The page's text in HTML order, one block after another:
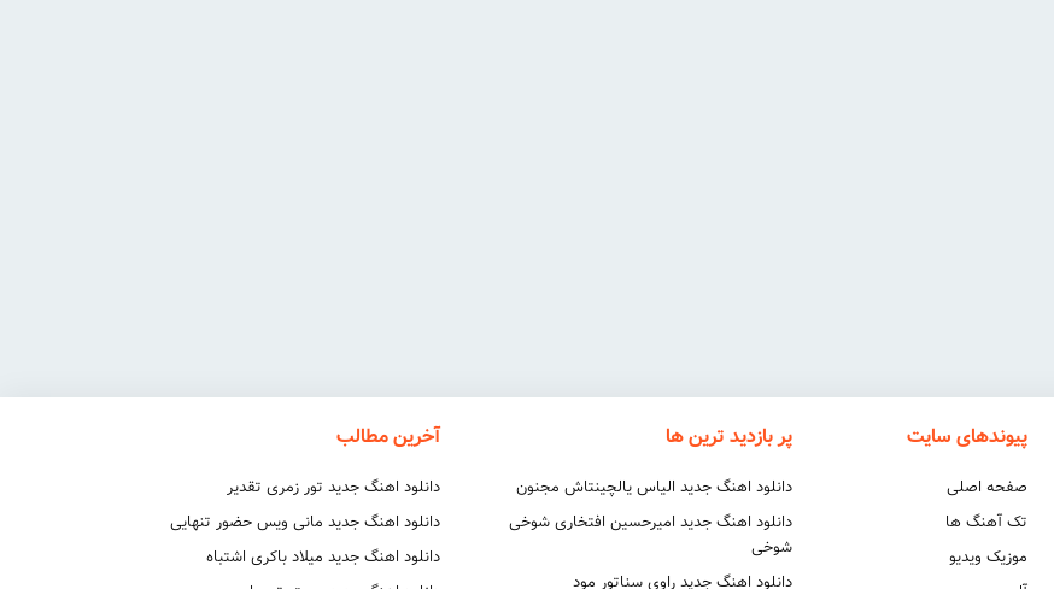
پیوندهای سایت
صفحه اصلی
تک آهنگ ها
موزیک ویدیو
پر بازدید ترین ها
دانلود اهنگ جدید الیاس یالچینتاش مجنون
دانلود اهنگ جدید امیرحسین افتخاری شوخی
شوخی
دانلود اهنگ جدید راوی سناتور مود
آخرین مطالب
دانلود اهنگ جدید تور زمری تقدیر
دانلود اهنگ جدید مانی ویس حضور تنهایی
دانلود اهنگ جدید میلاد باکری اشتباه